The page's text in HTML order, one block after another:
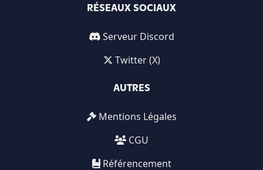
RÉSEAUX SOCIAUX
Serveur Discord
Twitter (X)
AUTRES
Mentions Légales
CGU
Référencement